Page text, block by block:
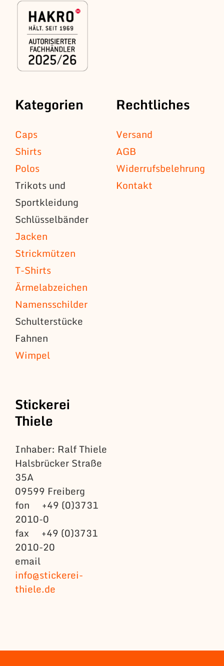
Kategorien
Caps
Shirts
Polos
Trikots und
Sportkleidung
Schlüsselbänder
Jacken
Strickmützen
T-Shirts
Ärmelabzeichen
Namensschilder
Schulterstücke
Fahnen
Wimpel
Rechtliches
Versand
AGB
Widerrufsbelehrung
Kontakt
Stickerei
Thiele
Inhaber: Ralf Thiele
Halsbrücker Straße
35A
09599 Freiberg
fon +49 (0)3731
2010-0
fax +49 (0)3731
2010-20
email
info@stickerei-
thiele.de